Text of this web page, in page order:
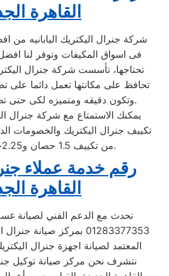
القاهرة
شركة جنرال اليكتريك اليابانيه من
فى اسواق المكيفات وتوفر لنا افضل
تحافظ على مكانتها تعمل دائما على
وتكون دقيقه ومتميزه لكى حتى تظل رقم 1 في السوق.
يمكنك الاستمتاع مع شركة جنرال
تكييف جنرال اليكتريك والخصومات
من تكييف 1.5 حصان و2.25حصان و3حصان.
رقم خدمة عملاء
القاهرة
تحدث مع الدعم الفني لصيانة
01283377353 بمركز صيانة
المعتمد لصيانة اجهزة جنرال
نتشرف نحن مركز صيانة توكيل